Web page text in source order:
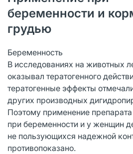
беременности и
грудью
Беременность
В исследованиях на животных
оказывал тератогенного
тератогенные эффекты
других производных
Поэтому применение
при беременности и у женщин
не пользующихся надежной
противопоказано.